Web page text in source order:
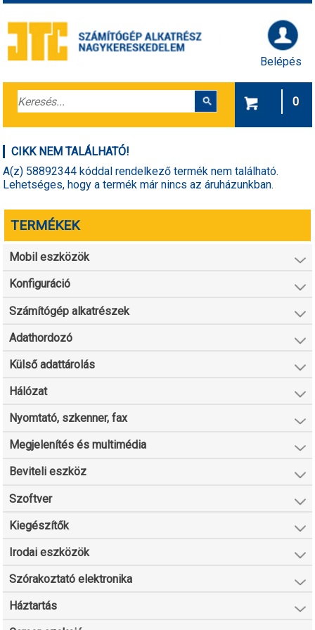
Belépés
0
CIKK NEM TALÁLHATÓ!
A(z) 58892344 kóddal rendelkező termék nem található.
Lehetséges, hogy a termék már nincs az áruházunkban.
TERMÉKEK
Mobil eszközök
Konfiguráció
Számítógép alkatrészek
Adathordozó
Külső adattárolás
Hálózat
Nyomtató, szkenner, fax
Megjelenítés és multimédia
Beviteli eszköz
Szoftver
Kiegészítők
Irodai eszközök
Szórakoztató elektronika
Háztartás